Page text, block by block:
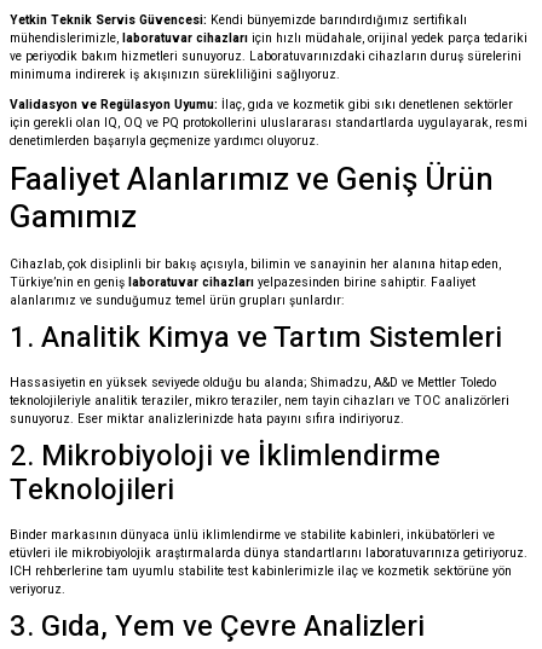
Yetkin Teknik Servis Güvencesi: Kendi bünyemizde barındırdığımız sertifikalı
mühendislerimizle, laboratuvar cihazları için hızlı müdahale, orijinal yedek parça tedariki
ve periyodik bakım hizmetleri sunuyoruz. Laboratuvarınızdaki cihazların duruş sürelerini
minimuma indirerek iş akışınızın sürekliliğini sağlıyoruz.
Validasyon ve Regülasyon Uyumu: İlaç, gıda ve kozmetik gibi sıkı denetlenen sektörler
için gerekli olan IQ, OQ ve PQ protokollerini uluslararası standartlarda uygulayarak, resmi
denetimlerden başarıyla geçmenize yardımcı oluyoruz.
Faaliyet Alanlarımız ve Geniş Ürün
Gamımız
Cihazlab, çok disiplinli bir bakış açısıyla, bilimin ve sanayinin her alanına hitap eden,
Türkiye’nin en geniş laboratuvar cihazları yelpazesinden birine sahiptir. Faaliyet
alanlarımız ve sunduğumuz temel ürün grupları şunlardır:
1. Analitik Kimya ve Tartım Sistemleri
Hassasiyetin en yüksek seviyede olduğu bu alanda; Shimadzu, A&D ve Mettler Toledo
teknolojileriyle analitik teraziler, mikro teraziler, nem tayin cihazları ve TOC analizörleri
sunuyoruz. Eser miktar analizlerinizde hata payını sıfıra indiriyoruz.
2. Mikrobiyoloji ve İklimlendirme
Teknolojileri
Binder markasının dünyaca ünlü iklimlendirme ve stabilite kabinleri, inkübatörleri ve
etüvleri ile mikrobiyolojik araştırmalarda dünya standartlarını laboratuvarınıza getiriyoruz.
ICH rehberlerine tam uyumlu stabilite test kabinlerimizle ilaç ve kozmetik sektörüne yön
veriyoruz.
3. Gıda, Yem ve Çevre Analizleri